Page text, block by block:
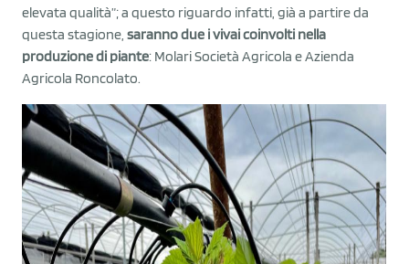
elevata qualità”; a questo riguardo infatti, già a partire da
questa stagione, saranno due i vivai coinvolti nella
produzione di piante: Molari Società Agricola e Azienda
Agricola Roncolato.